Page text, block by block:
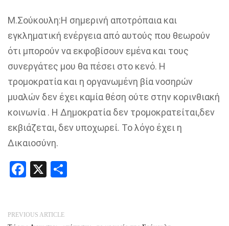
Μ.Σούκουλη:Η σημερινή αποτρόπαια και
εγκληματική ενέργεια από αυτούς που θεωρούν
ότι μπορούν να εκφοβίσουν εμένα και τους
συνεργάτες μου θα πέσει στο κενό. Η
τρομοκρατία και η οργανωμένη βία νοσηρών
μυαλών δεν έχει καμία θέση ούτε στην κορινθιακή
κοινωνία . Η Δημοκρατία δεν τρομοκρατείται,δεν
εκβιάζεται, δεν υποχωρεί. Το λόγο έχει η
Δικαιοσύνη.
Facebook
X
PREVIOUS ARTICLE